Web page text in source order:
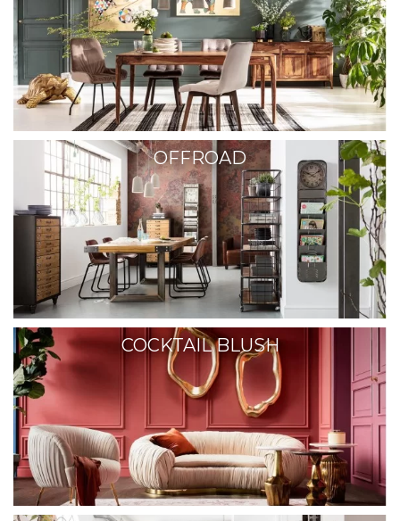
OFFROAD
COCKTAIL BLUSH